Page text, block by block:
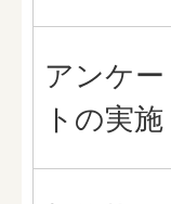
アンケー
トの実施